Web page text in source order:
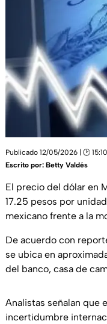
Publicado 12/05/2026 | 🕑 15:10
Escrito por: Betty Valdés
El precio del dólar en
17.25 pesos por
mexicano frente a la
De acuerdo con
se ubica en
del banco, casa de
Analistas señalan que
incertidumbre